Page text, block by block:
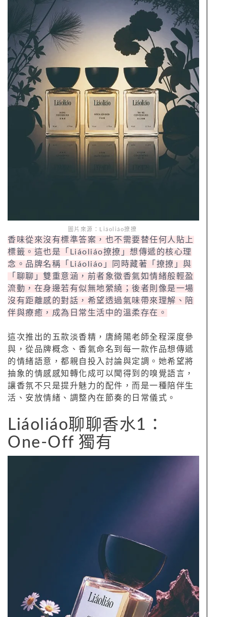
圖片來源：Liáoliáo撩撩
香味從來沒有標準答案，也不需要替任何人貼上
標籤。這也是「Liáoliáo撩撩」想傳遞的核心理
念。品牌名稱「Liáoliáo」同時藏著「撩撩」與
「聊聊」雙重意涵，前者象徵香氣如情緒般輕盈
流動，在身邊若有似無地縈繞；後者則像是一場
沒有距離感的對話，希望透過氣味帶來理解、陪
伴與療癒，成為日常生活中的溫柔存在。
這次推出的五款淡香精，唐綺陽老師全程深度參
與，從品牌概念、香氣命名到每一款作品想傳遞
的情緒語意，都親自投入討論與定調。她希望將
抽象的情感感知轉化成可以聞得到的嗅覺語言，
讓香氛不只是提升魅力的配件，而是一種陪伴生
活、安放情緒、調整內在節奏的日常儀式。
Liáoliáo聊聊香水1：
One-Off 獨有